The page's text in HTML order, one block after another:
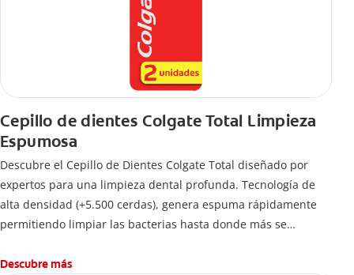
Cepillo de dientes Colgate Total Limpieza
Espumosa
Descubre el Cepillo de Dientes Colgate Total diseñado por
expertos para una limpieza dental profunda. Tecnología de
alta densidad (+5.500 cerdas), genera espuma rápidamente
permitiendo limpiar las bacterias hasta donde más se
Descubre más